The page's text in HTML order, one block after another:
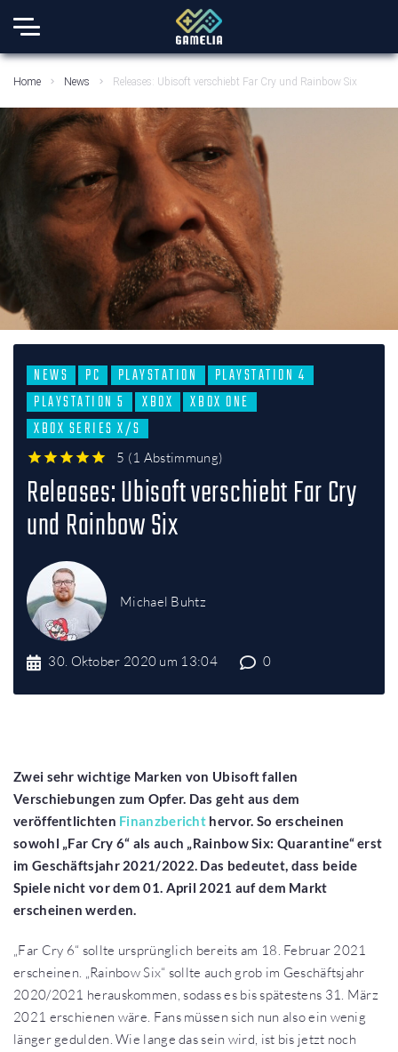
Home News Releases: Ubisoft verschiebt Far Cry und Rainbow Six
NEWS PC PLAYSTATION
PLAYSTATION 4
PLAYSTATION 5
XBOX
XBOX ONE
XBOX SERIES X/S
5 (1 Abstimmung)
Releases: Ubisoft verschiebt Far Cry
und Rainbow Six
Michael Buhtz
30. Oktober 2020 um 13:04 0
Zwei sehr wichtige Marken von Ubisoft fallen
Verschiebungen zum Opfer. Das geht aus dem
veröffentlichten Finanzbericht hervor. So erscheinen
sowohl „Far Cry 6“ als auch „Rainbow Six: Quarantine“ erst
im Geschäftsjahr 2021/2022. Das bedeutet, dass beide
Spiele nicht vor dem 01. April 2021 auf dem Markt
erscheinen werden.
„Far Cry 6“ sollte ursprünglich bereits am 18. Februar 2021
erscheinen. „Rainbow Six“ sollte auch grob im Geschäftsjahr
2020/2021 herauskommen, sodass es bis spätestens 31. März
2021 erschienen wäre. Fans müssen sich nun also ein wenig
länger gedulden. Wie lange das sein wird, ist bis jetzt noch